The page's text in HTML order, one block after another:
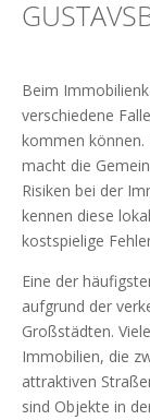
Beim
verschiedene
kommen können.
macht die
Risiken bei der
kennen diese
kostspielige
Eine der
aufgrund der
Großstädten.
Immobilien, die
attraktiven
sind Objekte in